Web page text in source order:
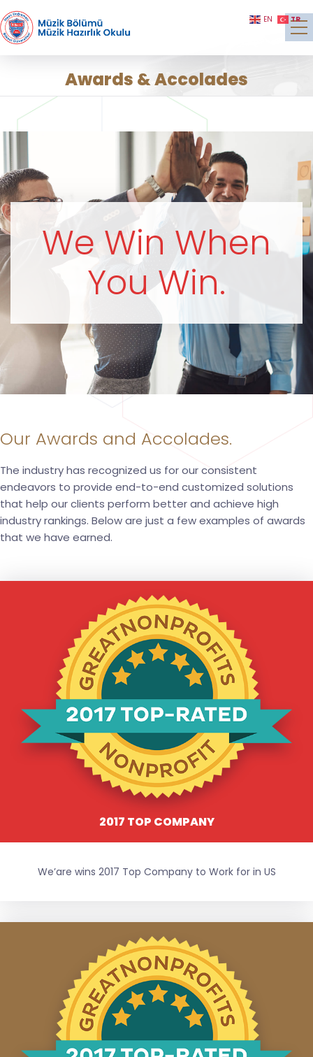
Awards & Accolades
We Win When
You Win.
Our Awards and Accolades.
The industry has recognized us for our consistent
endeavors to provide end-to-end customized solutions
that help our clients perform better and achieve high
industry rankings. Below are just a few examples of awards
that we have earned.
2017 TOP COMPANY
We’are wins 2017 Top Company to Work for in US
EN TR